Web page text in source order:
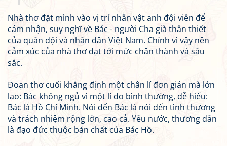
Nhà thơ đặt mình vào vị trí nhân vật anh đội viên để
cảm nhận, suy nghĩ về Bác - người Cha già thân thiết
của quân đội và nhân dân Việt Nam. Chính vì vậy nên
cảm xúc của nhà thơ đạt tới mức chân thành và sâu
sắc.
Đoạn thơ cuối khẳng định một chân lí đơn giản mà lớn
lao: Bác không ngủ vì một lí do bình thường, dễ hiểu:
Bác là Hồ Chí Minh. Nói đến Bác là nói đến tình thương
và trách nhiệm rộng lớn, cao cả. Yêu nước, thương dân
là đạo đức thuộc bản chất của Bác Hồ.